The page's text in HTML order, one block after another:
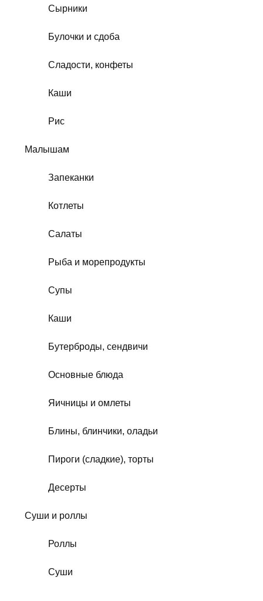
Сырники
Булочки и сдоба
Сладости, конфеты
Каши
Рис
Малышам
Запеканки
Котлеты
Салаты
Рыба и морепродукты
Супы
Каши
Бутерброды, сендвичи
Основные блюда
Яичницы и омлеты
Блины, блинчики, оладьи
Пироги (сладкие), торты
Десерты
Суши и роллы
Роллы
Суши